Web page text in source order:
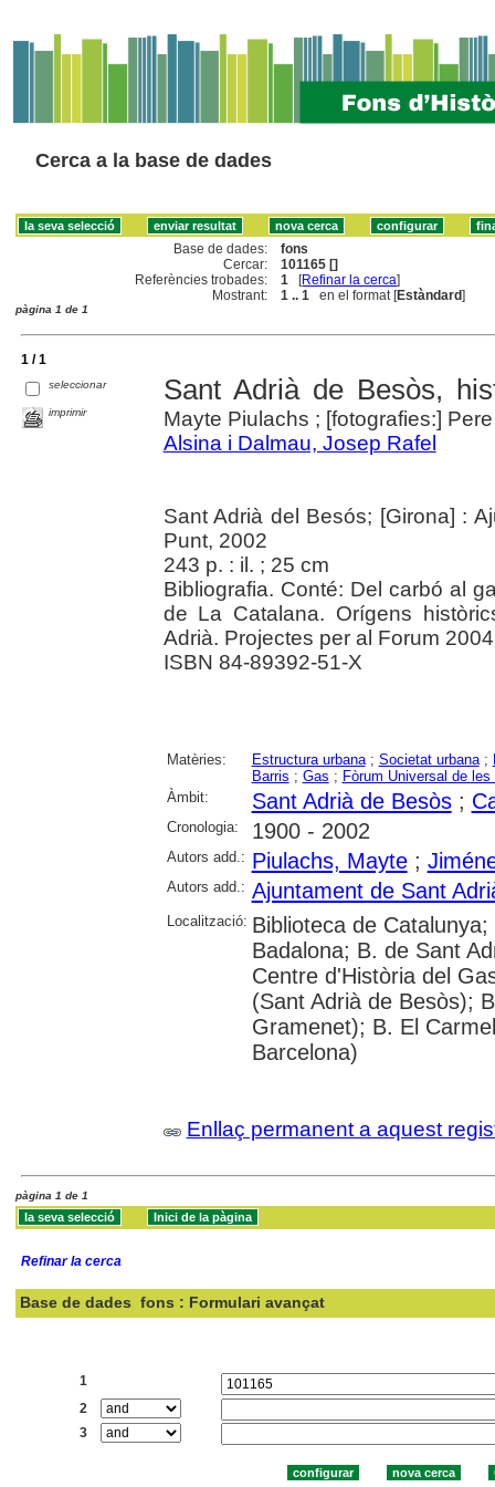
Cerca a la base de dades
Base de dades:
fons
Cercar:
101165 []
Referències trobades:
1 [Refinar la cerca]
Mostrant:
1 .. 1 en el format [Estàndard]
pàgina 1 de 1
1 / 1
seleccionar
imprimir
Sant Adrià de Besòs,
Mayte Piulachs ; [fotografies:]
Alsina i Dalmau, Josep Rafel
Sant Adrià del Besós; [Girona] :
Punt, 2002
243 p. : il. ; 25 cm
Bibliografia. Conté: Del carbó al
de La Catalana. Orígens
Adrià. Projectes per al Forum
ISBN 84-89392-51-X
Matèries: Estructura urbana; Societat urbana;
Barris ; Gas ; Fòrum Universal de
Àmbit:
Sant Adrià de Besòs;
Cronologia: 1900 - 2002
Autors add.: Piulachs, Mayte;
Autors add.: Ajuntament de Sant
Localització: Biblioteca de
Badalona; B. de Sant
Centre d'Història del
(Sant Adrià de Besòs);
Gramenet); B. El
Barcelona)
Enllaç permanent a aquest
pàgina 1 de 1
Refinar la cerca
Base de dades fons : Formulari avançat
1
2
3